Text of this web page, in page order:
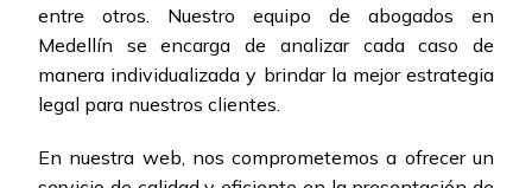
entre otros. Nuestro equipo de abogados en
Medellín se encarga de analizar cada caso de
manera individualizada y brindar la mejor estrategia
legal para nuestros clientes.
En nuestra web, nos comprometemos a ofrecer un